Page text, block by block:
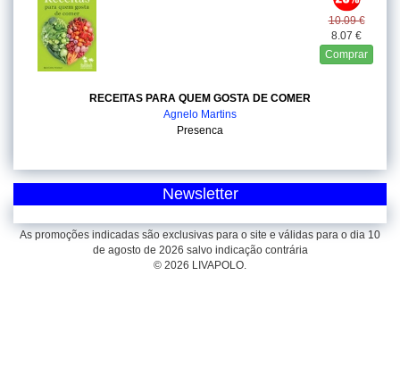
10.09 €
8.07 €
Comprar
RECEITAS PARA QUEM GOSTA DE COMER
Agnelo Martins
Presenca
Newsletter
As promoções indicadas são exclusivas para o site e válidas para o dia 10
de agosto de 2026 salvo indicação contrária
© 2026 LIVAPOLO.